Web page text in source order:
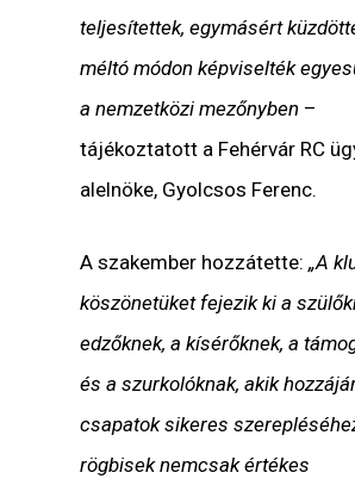
teljesítettek, egymásért
méltó módon képviselték
a nemzetközi mezőnyben –
tájékoztatott a Fehérvár RC
alelnöke, Gyolcsos Ferenc.
A szakember hozzátette: „A
köszönetüket fejezik ki a
edzőknek, a kísérőknek, a
és a szurkolóknak, akik
csapatok sikeres
rögbisek nemcsak értékes